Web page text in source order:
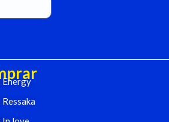
Energy